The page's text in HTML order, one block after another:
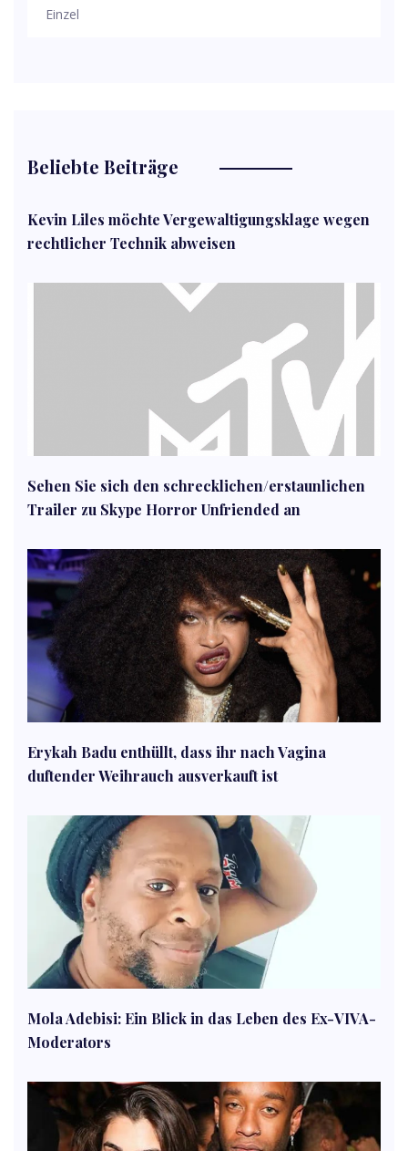
Einzel
Beliebte Beiträge
Kevin Liles möchte Vergewaltigungsklage wegen
rechtlicher Technik abweisen
Sehen Sie sich den schrecklichen/erstaunlichen
Trailer zu Skype Horror Unfriended an
Erykah Badu enthüllt, dass ihr nach Vagina
duftender Weihrauch ausverkauft ist
Mola Adebisi: Ein Blick in das Leben des Ex-VIVA-
Moderators